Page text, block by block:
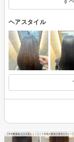
ヘアスタイル